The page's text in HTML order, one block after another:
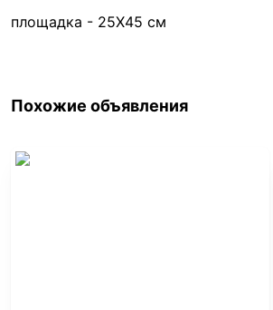
площадка - 25Х45 см
Похожие объявления